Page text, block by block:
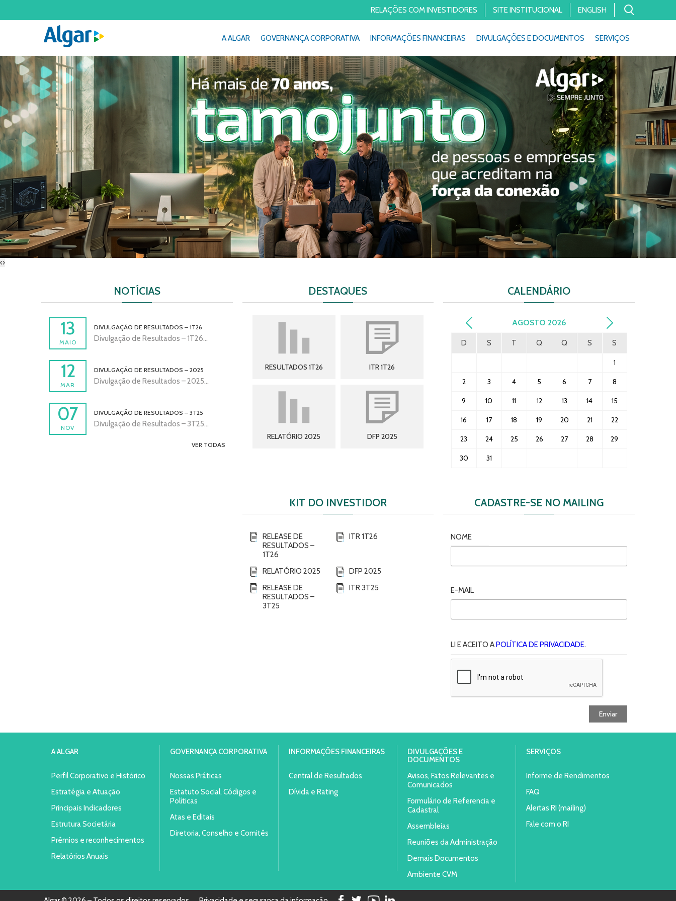
RELAÇÕES COM INVESTIDORES SITE INSTITUCIONAL ENGLISH
A ALGAR GOVERNANÇA CORPORATIVA INFORMAÇÕES FINANCEIRAS DIVULGAÇÕES E DOCUMENTOS SERVIÇOS
‹›
NOTÍCIAS
13
MAIO
DIVULGAÇÃO DE RESULTADOS – 1T26
Divulgação de Resultados – 1T26...
12
MAR
DIVULGAÇÃO DE RESULTADOS – 2025
Divulgação de Resultados – 2025...
07
NOV
DIVULGAÇÃO DE RESULTADOS – 3T25
Divulgação de Resultados – 3T25...
VER TODAS
DESTAQUES
RESULTADOS 1T26 ITR 1T26
RELATÓRIO 2025 DFP 2025
CALENDÁRIO
AGOSTO 2026
D S T Q Q S S
1
2 3 4 5 6 7 8
9 10 11 12 13 14 15
16 17 18 19 20 21 22
23 24 25 26 27 28 29
30 31
KIT DO INVESTIDOR
RELEASE DE
RESULTADOS –
1T26
ITR 1T26
RELATÓRIO 2025
DFP 2025
RELEASE DE
RESULTADOS –
3T25
ITR 3T25
CADASTRE-SE NO MAILING
NOME
E-MAIL
LI E ACEITO APOLÍTICA DE PRIVACIDADE.
Enviar
A ALGAR
Perfil Corporativo e Histórico
Estratégia e Atuação
Principais Indicadores
Estrutura Societária
Prêmios e reconhecimentos
Relatórios Anuais
GOVERNANÇA CORPORATIVA
Nossas Práticas
Estatuto Social, Códigos e
Políticas
Atas e Editais
Diretoria, Conselho e Comitês
INFORMAÇÕES FINANCEIRAS
Central de Resultados
Dívida e Rating
DIVULGAÇÕES E
DOCUMENTOS
Avisos, Fatos Relevantes e
Comunicados
Formulário de Referencia e
Cadastral
Assembleias
Reuniões da Administração
Demais Documentos
Ambiente CVM
SERVIÇOS
Informe de Rendimentos
FAQ
Alertas RI (mailing)
Fale com o RI